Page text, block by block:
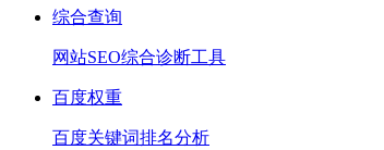
综合查询
网站SEO综合诊断工具
百度权重
百度关键词排名分析